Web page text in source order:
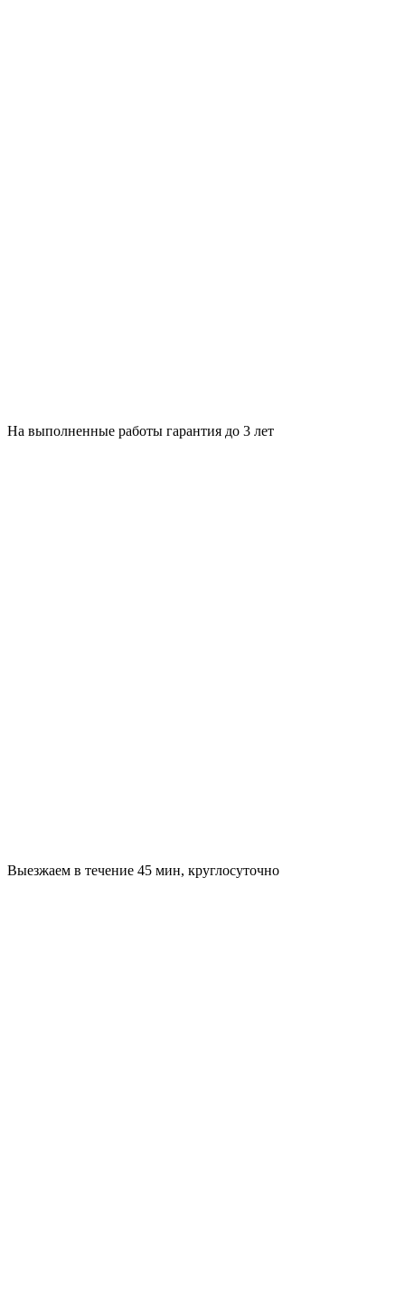
На выполненные работы гарантия до 3 лет
Выезжаем в течение 45 мин, круглосуточно